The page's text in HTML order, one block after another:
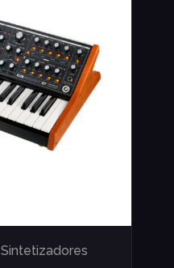
Sintetizadores